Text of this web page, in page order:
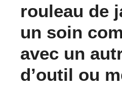
rouleau de
un soin
avec un
d’outil ou